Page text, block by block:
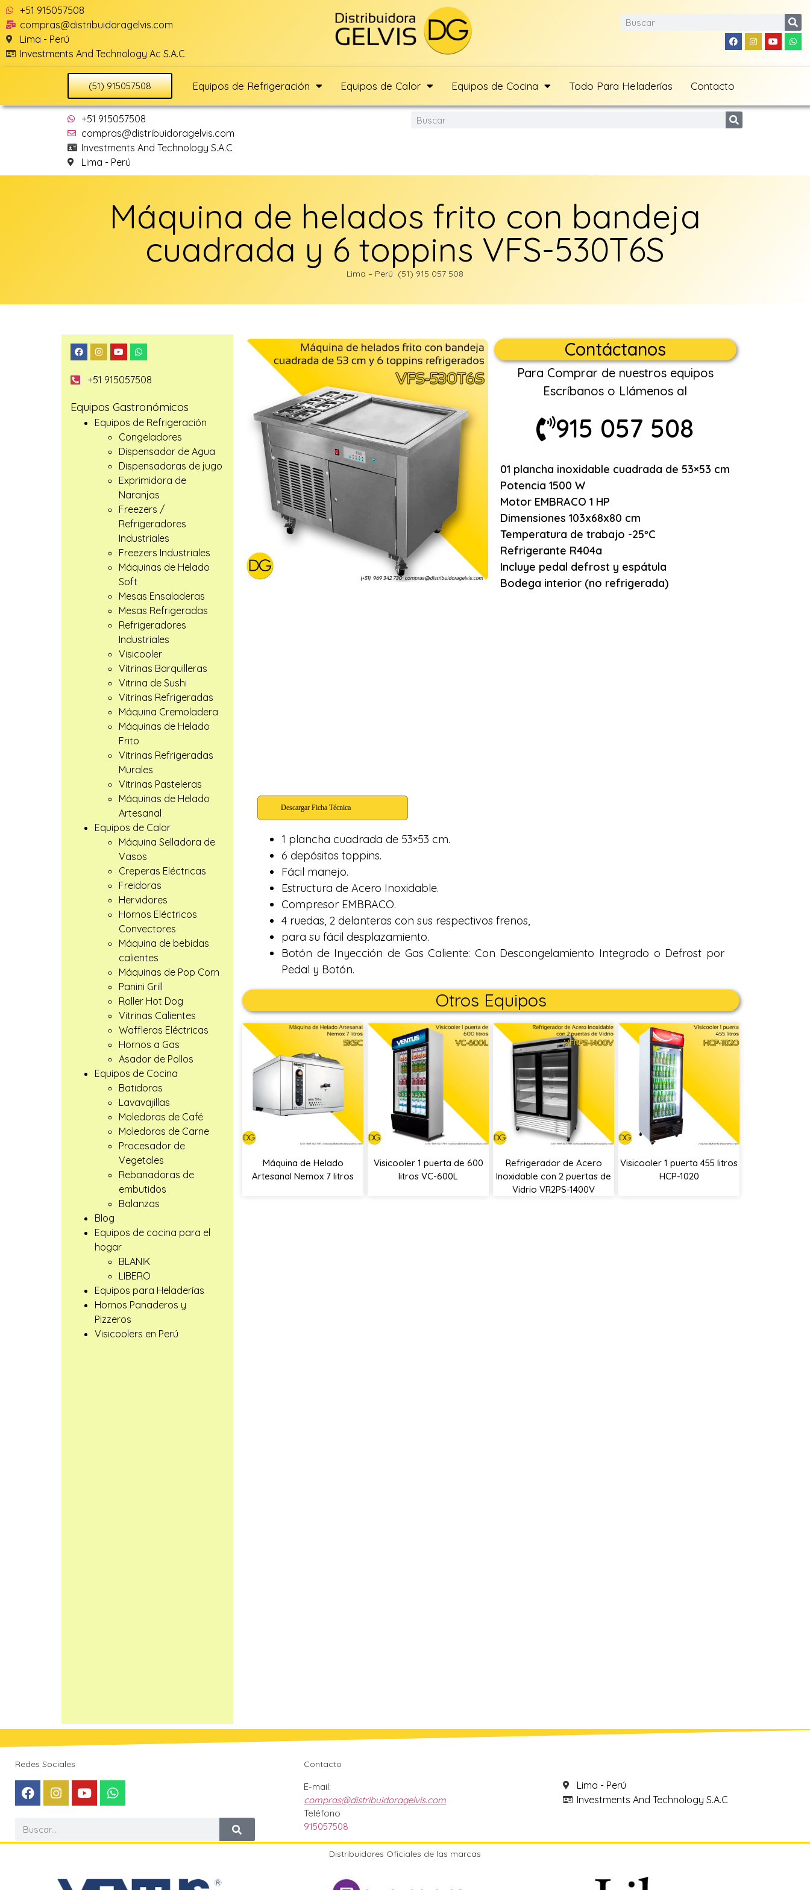
+51 915057508
compras@distribuidoragelvis.com
Lima - Perú
Investments And Technology Ac S.A.C
(51) 915057508 Equipos de Refrigeración Equipos de Calor Equipos de Cocina Todo Para Heladerías Contacto
+51 915057508
compras@distribuidoragelvis.com
Investments And Technology S.A.C
Lima - Perú
Máquina de helados frito con bandeja
cuadrada y 6 toppins VFS-530T6S
Lima – Perú (51) 915 057 508
+51 915057508
Equipos Gastronómicos
Equipos de Refrigeración
Congeladores
Dispensador de Agua
Dispensadoras de jugo
Exprimidora de
Naranjas
Freezers /
Refrigeradores
Industriales
Freezers Industriales
Máquinas de Helado
Soft
Mesas Ensaladeras
Mesas Refrigeradas
Refrigeradores
Industriales
Visicooler
Vitrinas Barquilleras
Vitrina de Sushi
Vitrinas Refrigeradas
Máquina Cremoladera
Máquinas de Helado
Frito
Vitrinas Refrigeradas
Murales
Vitrinas Pasteleras
Máquinas de Helado
Artesanal
Equipos de Calor
Máquina Selladora de
Vasos
Creperas Eléctricas
Freidoras
Hervidores
Hornos Eléctricos
Convectores
Máquina de bebidas
calientes
Máquinas de Pop Corn
Panini Grill
Roller Hot Dog
Vitrinas Calientes
Waffleras Eléctricas
Hornos a Gas
Asador de Pollos
Equipos de Cocina
Batidoras
Lavavajillas
Moledoras de Café
Moledoras de Carne
Procesador de
Vegetales
Rebanadoras de
embutidos
Balanzas
Blog
Equipos de cocina para el
hogar
BLANIK
LIBERO
Equipos para Heladerías
Hornos Panaderos y
Pizzeros
Visicoolers en Perú
Contáctanos
Para Comprar de nuestros equipos
Escríbanos o Llámenos al
915 057 508
01 plancha inoxidable cuadrada de 53×53 cm
Potencia 1500 W
Motor EMBRACO 1 HP
Dimensiones 103x68x80 cm
Temperatura de trabajo -25ºC
Refrigerante R404a
Incluye pedal defrost y espátula
Bodega interior (no refrigerada)
1 plancha cuadrada de 53×53 cm.
6 depósitos toppins.
Fácil manejo.
Estructura de Acero Inoxidable.
Compresor EMBRACO.
4 ruedas, 2 delanteras con sus respectivos frenos,
para su fácil desplazamiento.
Botón de Inyección de Gas Caliente: Con Descongelamiento Integrado o Defrost por
Pedal y Botón.
Otros Equipos
Máquina de Helado
Artesanal Nemox 7 litros
Visicooler 1 puerta de 600
litros VC-600L
Refrigerador de Acero
Inoxidable con 2 puertas de
Vidrio VR2PS-1400V
Visicooler 1 puerta 455 litros
HCP-1020
Redes Sociales Contacto
E-mail:
compras@distribuidoragelvis.com
Teléfono
915057508
Lima - Perú
Investments And Technology S.A.C
Distribuidores Oficiales de las marcas